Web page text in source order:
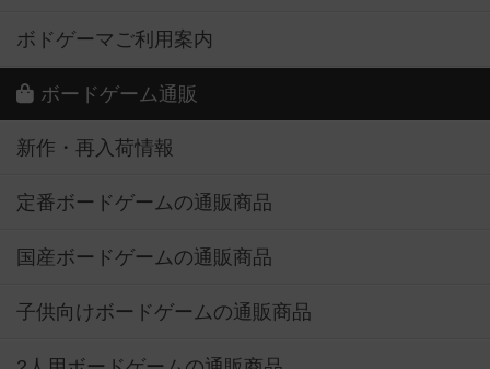
ボドゲーマご利用案内
ボードゲーム通販
新作・再入荷情報
定番ボードゲームの通販商品
国産ボードゲームの通販商品
子供向けボードゲームの通販商品